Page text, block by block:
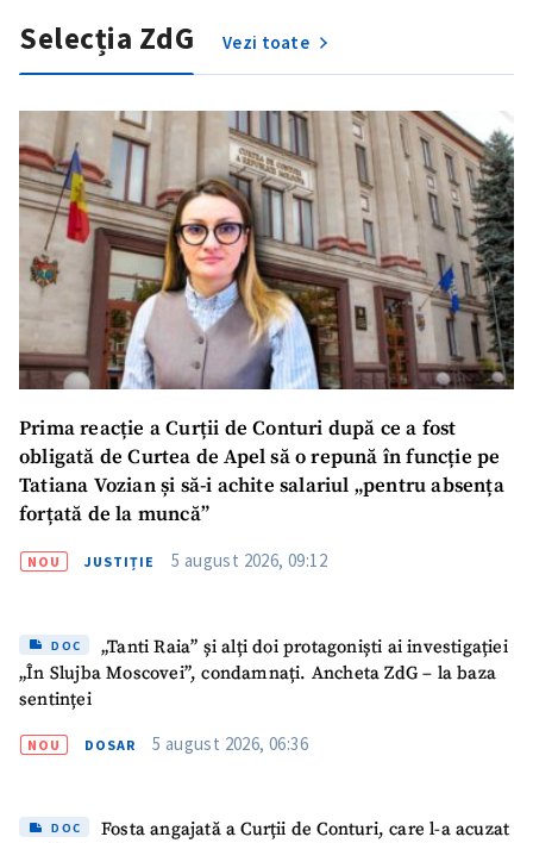
Selecția ZdG Vezi toate
Prima reacție a Curții de Conturi după ce a fost
obligată de Curtea de Apel să o repună în funcție pe
Tatiana Vozian și să-i achite salariul „pentru absența
forțată de la muncă”
NOU JUSTIȚIE 5 august 2026, 09:12
DOC
„Tanti Raia” și alți doi protagoniști ai investigației
„În Slujba Moscovei”, condamnați. Ancheta ZdG – la baza
sentinței
NOU DOSAR 5 august 2026, 06:36
DOC
Fosta angajată a Curții de Conturi, care l-a acuzat